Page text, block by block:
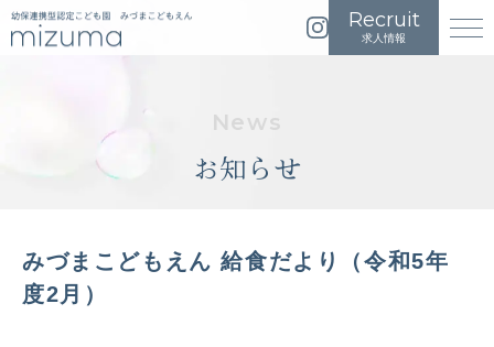
イ
ち
求人情報
メ
お知らせ
みづまこどもえん 給食だより（令和5年
度2月）